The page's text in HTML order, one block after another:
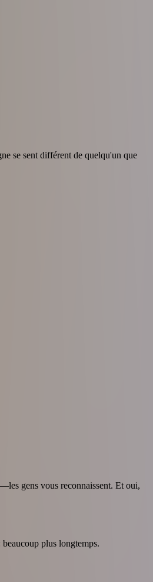
se sent différent de quelqu'un que
gens vous reconnaissent. Et oui,
plus longtemps.